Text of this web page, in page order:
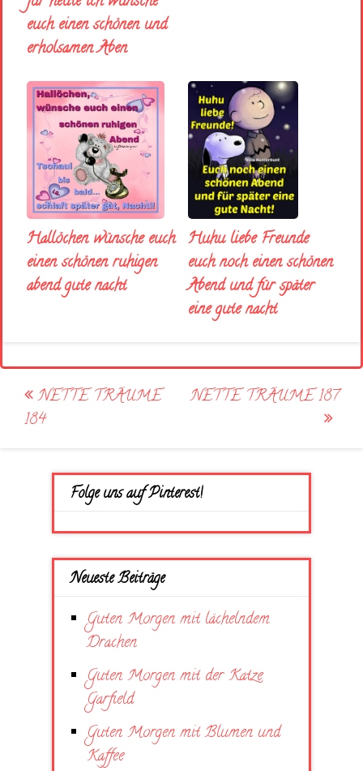
euch einen schönen und
erholsamen Aben
Hallöchen wünsche euch
einen schönen ruhigen
abend gute nacht
Huhu liebe Freunde
euch noch einen schönen
Abend und für später
eine gute nacht
Post
navigation
NETTE TRÄUME
184
NETTE TRÄUME 187
Folge uns auf Pinterest!
Neueste Beiträge
Guten Morgen mit lächelndem
Drachen
Guten Morgen mit der Katze
Garfield
Guten Morgen mit Blumen und
Kaffee